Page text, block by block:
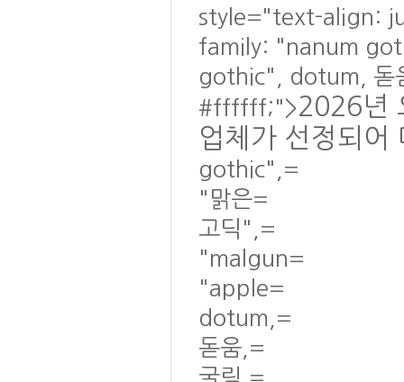
style="text-align:
family: "nanum
gothic", dotum, 돋
#ffffff;">2026년
업체가 선정되어
gothic",=
"맑은=
고딕",=
"malgun=
"apple=
dotum,=
돋움,=